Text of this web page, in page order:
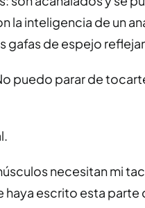
la inteligencia de un
gafas de espejo
puedo parar de
necesitan mi
haya escrito esta parte